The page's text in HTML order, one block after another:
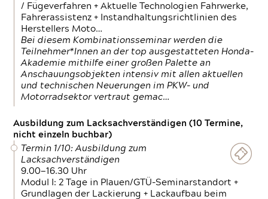
/ Fügeverfahren + Aktuelle Technologien Fahrwerke,
Fahrerassistenz + Instandhaltungsrichtlinien des
Herstellers Moto…
Bei diesem Kombinationsseminar werden die
Teilnehmer*Innen an der top ausgestatteten Honda-
Akademie mithilfe einer großen Palette an
Anschauungsobjekten intensiv mit allen aktuellen
und technischen Neuerungen im PKW- und
Motorradsektor vertraut gemac…
Ausbildung zum Lacksachverständigen (10 Termine,
nicht einzeln buchbar)
Termin 1/10: Ausbildung zum
Lacksachverständigen
9.00—16.30 Uhr
Modul I: 2 Tage in Plauen/GTÜ-Seminarstandort +
Grundlagen der Lackierung + Lackaufbau beim